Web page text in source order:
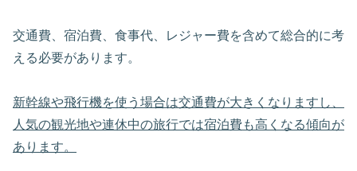
交通費、宿泊費、食事代、レジャー費を含めて総合的に考
える必要があります。
新幹線や飛行機を使う場合は交通費が大きくなりますし、
人気の観光地や連休中の旅行では宿泊費も高くなる傾向が
あります。